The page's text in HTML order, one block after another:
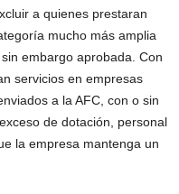
a quienes prestaran
mucho más amplia
embargo aprobada. Con
servicios en empresas
a la AFC, con o sin
de dotación, personal
la empresa mantenga un